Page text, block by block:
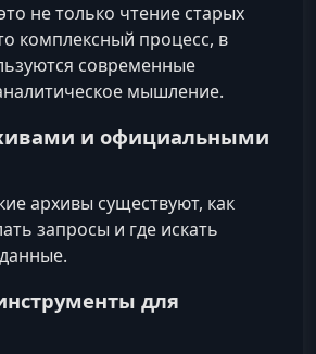
не только чтение старых
комплексный процесс, в
современные
мышление.
и официальными
архивы существуют, как
запросы и где искать
для